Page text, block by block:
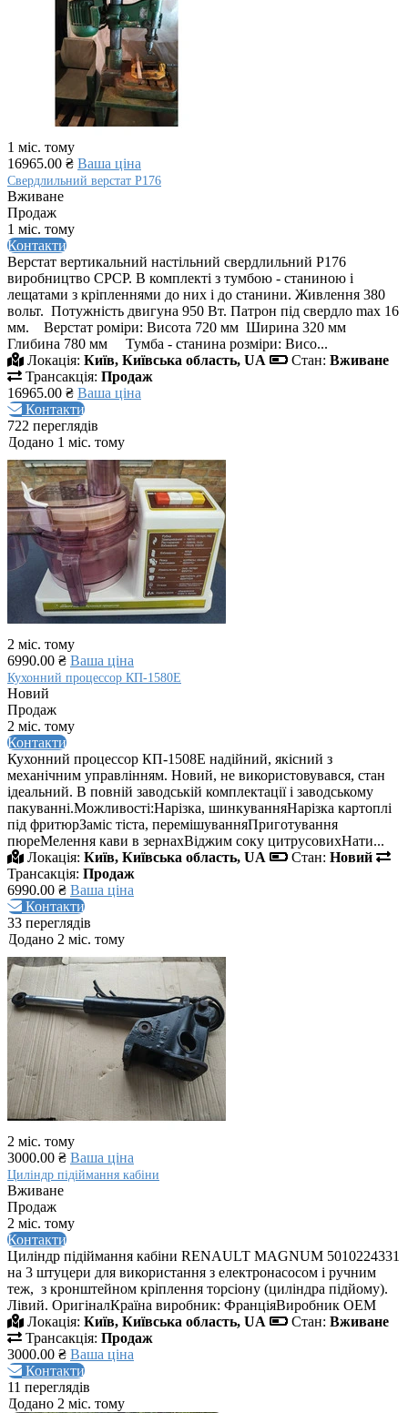
1 міс. тому
16965.00 ₴ Ваша ціна
Свердлильний верстат Р176
Вживане
Продаж
1 міс. тому
Контакти
Верстат вертикальний настільний свердлильний Р176
виробництво СРСР. В комплекті з тумбою - станиною і
лещатами з кріпленнями до них і до станини. Живлення 380
вольт. Потужність двигуна 950 Вт. Патрон під свердло max 16
мм. Верстат роміри: Висота 720 мм Ширина 320 мм
Глибина 780 мм Тумба - станина розміри: Висо...
Локація: Київ, Київська область, UA Стан: Вживане
Трансакція: Продаж
16965.00 ₴ Ваша ціна
Контакти
722 переглядів
Додано 1 міс. тому
2 міс. тому
6990.00 ₴ Ваша ціна
Кухонний процессор КП-1580Е
Новий
Продаж
2 міс. тому
Контакти
Кухонний процессор КП-1508Е надійний, якісний з
механічним управлінням. Новий, не використовувався, стан
ідеальний. В повній заводській комплектації і заводському
пакуванні.Можливості:Нарізка, шинкуванняНарізка картоплі
під фритюрЗаміс тіста, перемішуванняПриготування
пюреМелення кави в зернахВіджим соку цитрусовихНати...
Локація: Київ, Київська область, UA Стан: Новий
Трансакція: Продаж
6990.00 ₴ Ваша ціна
Контакти
33 переглядів
Додано 2 міс. тому
2 міс. тому
3000.00 ₴ Ваша ціна
Циліндр підіймання кабіни
Вживане
Продаж
2 міс. тому
Контакти
Циліндр підіймання кабіни RENAULT MAGNUM 5010224331
на 3 штуцери для використання з електронасосом і ручним
теж, з кронштейном кріплення торсіону (циліндра підйому).
Лівий. ОригіналКраїна виробник: ФранціяВиробник ОЕМ
Локація: Київ, Київська область, UA Стан: Вживане
Трансакція: Продаж
3000.00 ₴ Ваша ціна
Контакти
11 переглядів
Додано 2 міс. тому